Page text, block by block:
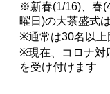
※新春(1/16)、春
曜日)の大茶盛式
※通常は30名以上
※現在、コロナ対
を受け付けます